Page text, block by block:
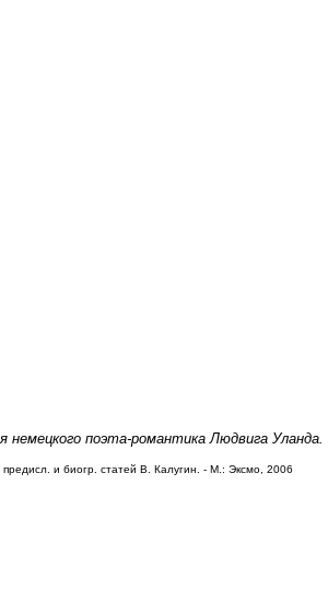
немецкого поэта-романтика Людвига
и биогр. статей В. Калугин. - М.: Эксмо, 2006